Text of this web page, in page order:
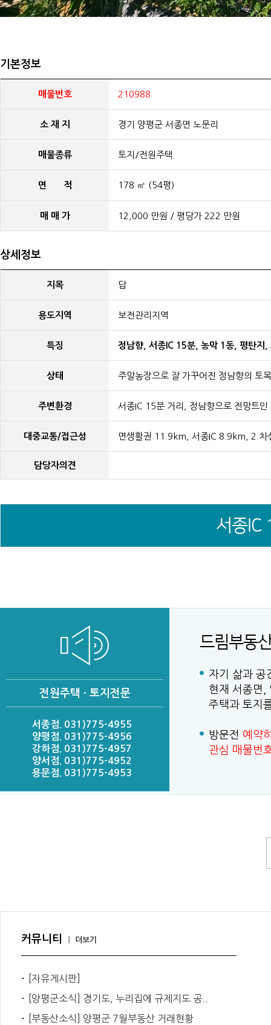
기본정보
매물번호 210988
소 재 지 경기 양평군 서종면 노문리
매물종류 토지/전원주택
면 적 178 ㎡ (54평)
매 매 가 12,000 만원 / 평당가 222 만원
상세정보
지목 답
용도지역 보전관리지역
특징 정남향, 서종IC 15분, 농막 1동, 평탄지
상태 주말농장으로 잘 가꾸어진 정남향의 토
주변환경 서종IC 15분 거리, 정남향으로 전망트
대중교통/접근성 면생활권 11.9km, 서종IC 8.9km, 2 차
담당자의견
서종IC
전원주택 · 토지전문
서종점. 031)775-4955
양평점. 031)775-4956
강하점. 031)775-4957
양서점. 031)775-4952
용문점. 031)775-4953
드림부동
자기 삶과 공
현재 서종면,
주택과 토지
방문전 예약
관심 매물번
커뮤니티 더보기
[자유게시판]
[양평군소식] 경기도, 누리집에 규제지도 공..
[부동산소식] 양평군 7월부동산 거래현황